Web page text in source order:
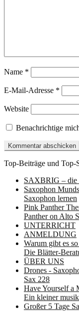
Name *
E-Mail-Adresse *
Website
Benachrichtige
Top-Beiträge und Top-
SAXBRIG – die
Saxophon
Saxophon lernen
Pink Panther
Panther on Alto
UNTERRICHT
ANMELDUNG
Warum gibt es
Die Blätter-
ÜBER UNS
Drones -
Sax 228
Have Yourself a
Ein kleiner
Großer 5 Tage